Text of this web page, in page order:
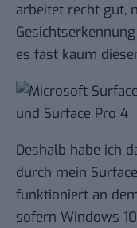
arbeitet recht gut,
es fast kaum
Deshalb habe ich
durch mein
funktioniert an
sofern Windows